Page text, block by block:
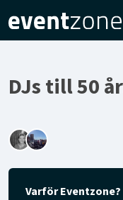
DJs till 50
Varför Eventzone?